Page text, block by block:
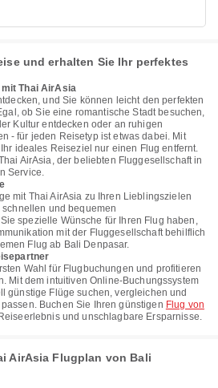
und erhalten Sie Ihr perfektes
mit Thai AirAsia
und Sie können leicht den perfekten
ob Sie eine romantische Stadt besuchen,
Kultur entdecken oder an ruhigen
- für jeden Reisetyp ist etwas dabei. Mit
ideales Reiseziel nur einen Flug entfernt.
AirAsia, der beliebten Fluggesellschaft in
Service.
mit Thai AirAsia zu Ihren Lieblingszielen
und bequemen
spezielle Wünsche für Ihren Flug haben,
mit der Fluggesellschaft behilflich
Flug ab Bali Denpasar.
Wahl für Flugbuchungen und profitieren
Mit dem intuitiven Online-Buchungssystem
günstige Flüge suchen, vergleichen und
Buchen Sie Ihren günstigen Flug von
und unschlagbare Ersparnisse.
AirAsia Flugplan von Bali